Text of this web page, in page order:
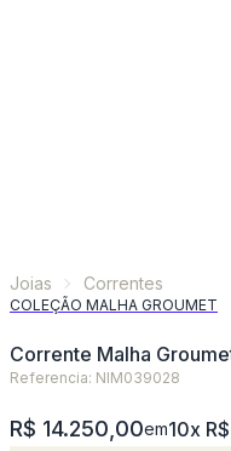
Joias Correntes
COLEÇÃO MALHA GROUMET
Corrente Malha
Referencia: NIM039028
R$ 14.250,00em10x